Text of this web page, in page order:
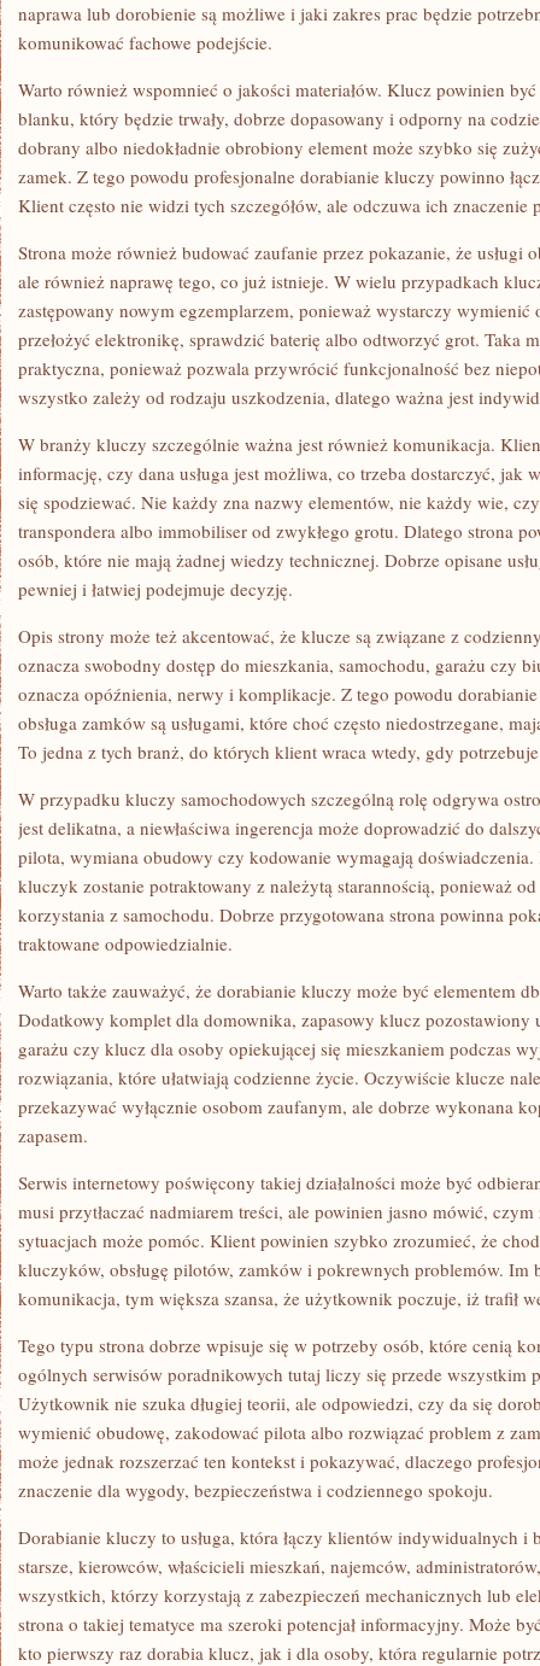
naprawa lub dorobienie są możliwe i jaki zakres prac będzie
komunikować fachowe podejście.
Warto również wspomnieć o jakości materiałów. Klucz powinien
blanku, który będzie trwały, dobrze dopasowany i odporny na
dobrany albo niedokładnie obrobiony element może szybko się
zamek. Z tego powodu profesjonalne dorabianie kluczy powinno
Klient często nie widzi tych szczegółów, ale odczuwa ich
Strona może również budować zaufanie przez pokazanie, że usługi
ale również naprawę tego, co już istnieje. W wielu przypadkach
zastępowany nowym egzemplarzem, ponieważ wystarczy
przełożyć elektronikę, sprawdzić baterię albo odtworzyć grot. Taka
praktyczna, ponieważ pozwala przywrócić funkcjonalność bez
wszystko zależy od rodzaju uszkodzenia, dlatego ważna jest
W branży kluczy szczególnie ważna jest również komunikacja.
informację, czy dana usługa jest możliwa, co trzeba dostarczyć, jak
się spodziewać. Nie każdy zna nazwy elementów, nie każdy wie,
transpondera albo immobiliser od zwykłego grotu. Dlatego strona
osób, które nie mają żadnej wiedzy technicznej. Dobrze opisane
pewniej i łatwiej podejmuje decyzję.
Opis strony może też akcentować, że klucze są związane z
oznacza swobodny dostęp do mieszkania, samochodu, garażu czy
oznacza opóźnienia, nerwy i komplikacje. Z tego powodu
obsługa zamków są usługami, które choć często niedostrzegane,
To jedna z tych branż, do których klient wraca wtedy, gdy
W przypadku kluczy samochodowych szczególną rolę odgrywa
jest delikatna, a niewłaściwa ingerencja może doprowadzić do
pilota, wymiana obudowy czy kodowanie wymagają
kluczyk zostanie potraktowany z należytą starannością, ponieważ
korzystania z samochodu. Dobrze przygotowana strona powinna
traktowane odpowiedzialnie.
Warto także zauważyć, że dorabianie kluczy może być elementem
Dodatkowy komplet dla domownika, zapasowy klucz pozostawiony
garażu czy klucz dla osoby opiekującej się mieszkaniem podczas
rozwiązania, które ułatwiają codzienne życie. Oczywiście klucze
przekazywać wyłącznie osobom zaufanym, ale dobrze wykonana
zapasem.
Serwis internetowy poświęcony takiej działalności może być
musi przytłaczać nadmiarem treści, ale powinien jasno mówić,
sytuacjach może pomóc. Klient powinien szybko zrozumieć, że
kluczyków, obsługę pilotów, zamków i pokrewnych problemów. Im
komunikacja, tym większa szansa, że użytkownik poczuje, iż trafił
Tego typu strona dobrze wpisuje się w potrzeby osób, które cenią
ogólnych serwisów poradnikowych tutaj liczy się przede wszystkim
Użytkownik nie szuka długiej teorii, ale odpowiedzi, czy da się
wymienić obudowę, zakodować pilota albo rozwiązać problem z
może jednak rozszerzać ten kontekst i pokazywać, dlaczego
znaczenie dla wygody, bezpieczeństwa i codziennego spokoju.
Dorabianie kluczy to usługa, która łączy klientów indywidualnych i
starsze, kierowców, właścicieli mieszkań, najemców,
wszystkich, którzy korzystają z zabezpieczeń mechanicznych lub
strona o takiej tematyce ma szeroki potencjał informacyjny. Może
kto pierwszy raz dorabia klucz, jak i dla osoby, która regularnie